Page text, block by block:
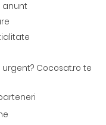
anunt
Cocosat.ro te